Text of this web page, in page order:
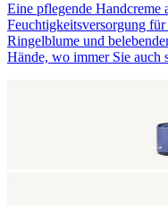
Eine pflegende
Feuchtigkeitsversorgung
Ringelblume und
Hände, wo immer Sie auch